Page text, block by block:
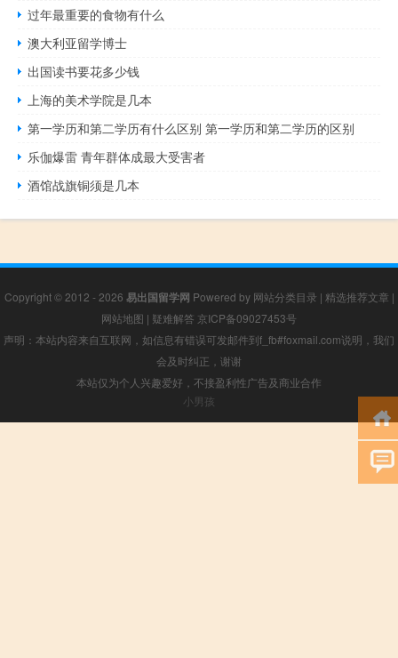
过年最重要的食物有什么
澳大利亚留学博士
出国读书要花多少钱
上海的美术学院是几本
第一学历和第二学历有什么区别 第一学历和第二学历的区别
乐伽爆雷 青年群体成最大受害者
酒馆战旗铜须是几本
Copyright © 2012 - 2026 易出国留学网 Powered by 网站分类目录 | 精选推荐文章 |
网站地图 | 疑难解答 京ICP备09027453号
声明：本站内容来自互联网，如信息有错误可发邮件到f_fb#foxmail.com说明，我们
会及时纠正，谢谢
本站仅为个人兴趣爱好，不接盈利性广告及商业合作
小男孩